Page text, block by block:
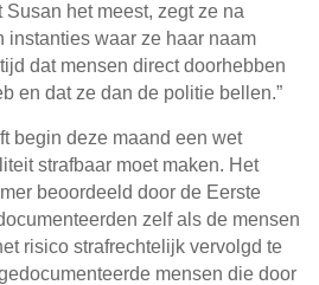
Susan het meest, zegt ze na
instanties waar ze haar naam
dat mensen direct doorhebben
en dat ze dan de politie bellen.”
begin deze maand een wet
strafbaar moet maken. Het
beoordeeld door de Eerste
zelf als de mensen
risico strafrechtelijk vervolgd te
mensen die door